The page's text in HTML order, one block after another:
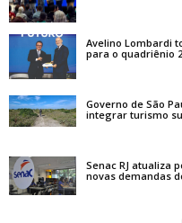
Avelino Lombardi
para o quadriênio
Governo de São
integrar turismo
Senac RJ atualiza
novas demandas